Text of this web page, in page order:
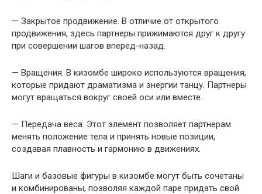
— Закрытое продвижение. В отличие от открытого
продвижения, здесь партнеры прижимаются друг к другу
при совершении шагов вперед-назад.
— Вращения. В кизомбе широко используются вращения,
которые придают драматизма и энергии танцу. Партнеры
могут вращаться вокруг своей оси или вместе.
— Передача веса. Этот элемент позволяет партнерам
менять положение тела и принять новые позиции,
создавая плавность и гармонию в движениях.
Шаги и базовые фигуры в кизомбе могут быть сочетаны
и комбинированы, позволяя каждой паре придать свой